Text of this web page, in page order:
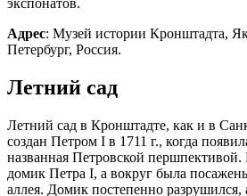
экспонатов.
Адрес: Музей истории Кронштадта,
Петербург, Россия.
Летний сад
Летний сад в Кронштадте, как и в
создан Петром I в 1711 г., когда
названная Петровской першпективой.
домик Петра I, а вокруг была
аллея. Домик постепенно разрушился,